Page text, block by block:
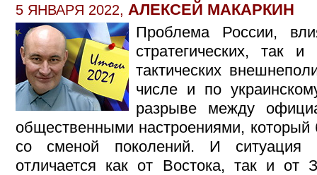
5 ЯНВАРЯ 2022, АЛЕКСЕЙ МАКАРКИН
Проблема России,
стратегических, так
тактических
числе и по
разрыве между
общественными настроениями, который
со сменой поколений. И ситуация
отличается как от Востока, так и